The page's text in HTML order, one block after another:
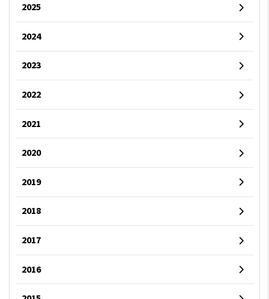
2025
2024
2023
2022
2021
2020
2019
2018
2017
2016